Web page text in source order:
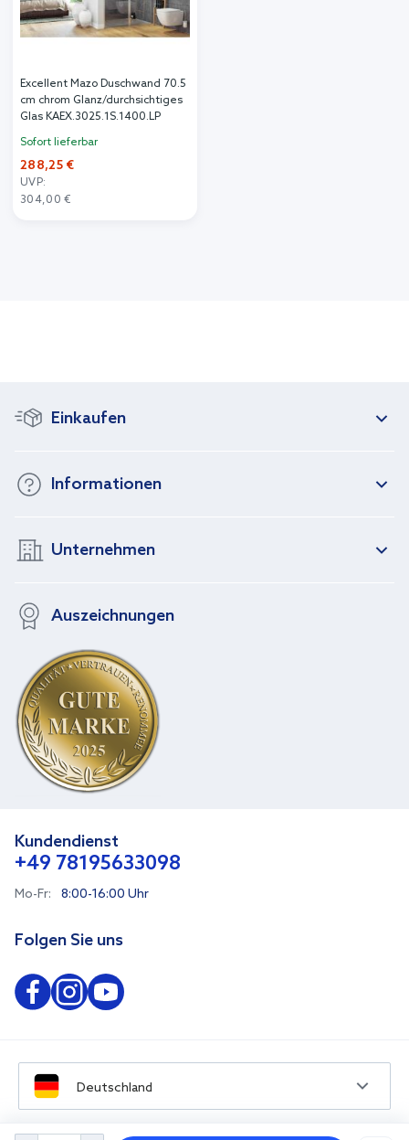
Excellent Mazo Duschwand 70.5
cm chrom Glanz/durchsichtiges
Glas KAEX.3025.1S.1400.LP
Sofort lieferbar
288,25 €
UVP:
304,00 €
Einkaufen
Informationen
Unternehmen
Auszeichnungen
Kundendienst
+49 78195633098
Mo-Fr: 8:00-16:00 Uhr
Folgen Sie uns
Deutschland